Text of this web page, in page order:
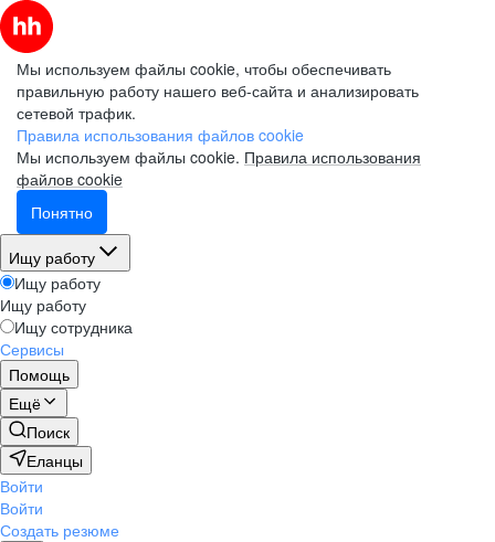
Мы используем файлы cookie, чтобы обеспечивать
правильную работу нашего веб-сайта и анализировать
сетевой трафик.
Правила использования файлов cookie
Мы используем файлы cookie. Правила использования
файлов cookie
Понятно
Ищу работу
Ищу работу
Ищу работу
Ищу сотрудника
Сервисы
Помощь
Ещё
Поиск
Еланцы
Войти
Войти
Создать резюме